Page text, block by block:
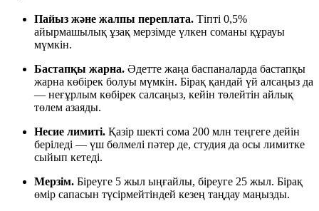
Пайыз және жалпы переплата. Тіпті 0,5%
айырмашылық ұзақ мерзімде үлкен соманы құрауы
мүмкін.
Бастапқы жарна. Әдетте жаңа баспаналарда бастапқы
жарна көбірек болуы мүмкін. Бірақ қандай үй алсаңыз да
— неғұрлым көбірек салсаңыз, кейін төлейтін айлық
төлем азаяды.
Несие лимиті. Қазір шекті сома 200 млн теңгеге дейін
беріледі — үш бөлмелі пәтер де, студия да осы лимитке
сыйып кетеді.
Мерзім. Біреуге 5 жыл ыңғайлы, біреуге 25 жыл. Бірақ
өмір сапасын түсірмейтіндей кезең таңдау маңызды.